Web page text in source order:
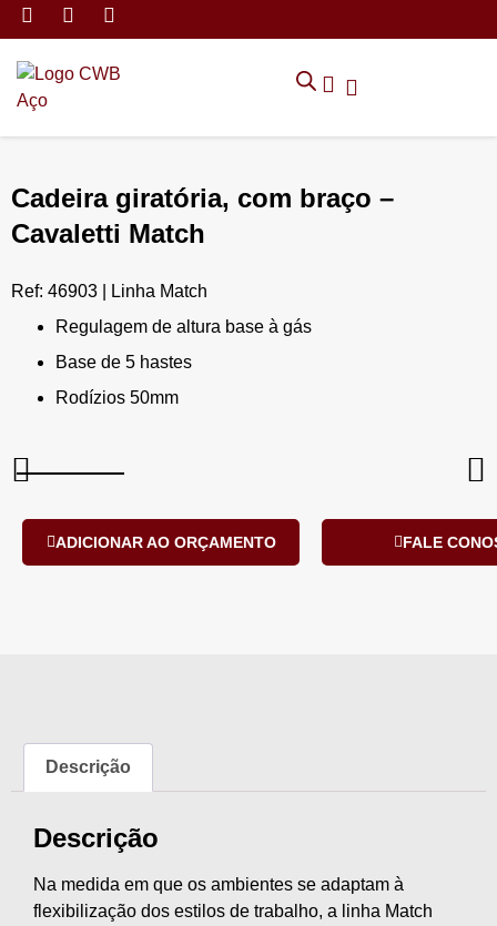
Cadeira giratória, com braço –
Cavaletti Match
Ref: 46903 | Linha Match
Regulagem de altura base à gás
Base de 5 hastes
Rodízios 50mm
ADICIONAR AO ORÇAMENTO FALE
Descrição
Descrição
Na medida em que os ambientes se adaptam à
flexibilização dos estilos de trabalho, a linha Match